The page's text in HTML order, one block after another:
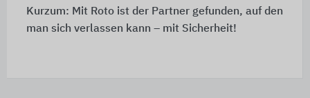
Kurzum: Mit Roto ist der Partner gefunden, auf den
man sich verlassen kann – mit Sicherheit!